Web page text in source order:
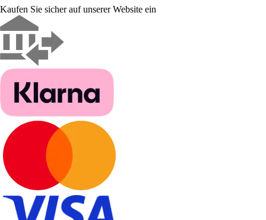
Kaufen Sie sicher auf unserer Website ein